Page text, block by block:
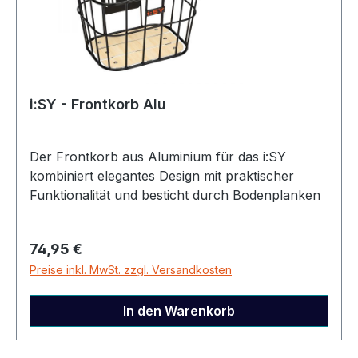
i:SY - Frontkorb Alu
Der Frontkorb aus Aluminium für das i:SY
kombiniert elegantes Design mit praktischer
Funktionalität und besticht durch Bodenplanken
Frontträger 2.0 und lässt sich mühelos einklicken
und abnehmen, was ihn ideal für den Einkauf
Aluminium sorgt für Langlebigkeit, während das
moderne Design den Korb zu einem echten
Regulärer Preis:
74,95 €
Preise inkl. MwSt. zzgl. Versandkosten
In den Warenkorb